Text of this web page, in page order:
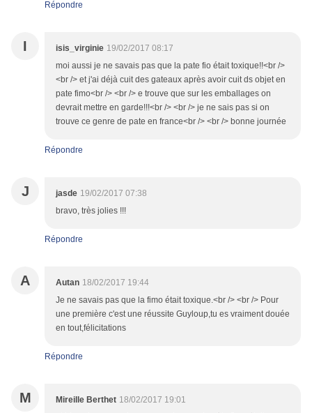
Répondre
I isis_virginie 19/02/2017 08:17
moi aussi je ne savais pas que la pate fio était toxique!!<br />
<br /> et j'ai déjà cuit des gateaux après avoir cuit ds objet en
pate fimo<br /> <br /> e trouve que sur les emballages on
devrait mettre en garde!!!<br /> <br /> je ne sais pas si on
trouve ce genre de pate en france<br /> <br /> bonne journée
Répondre
J jasde 19/02/2017 07:38
bravo, très jolies !!!
Répondre
A Autan 18/02/2017 19:44
Je ne savais pas que la fimo était toxique.<br /> <br /> Pour
une première c'est une réussite Guyloup,tu es vraiment douée
en tout,félicitations
Répondre
M Mireille Berthet 18/02/2017 19:01